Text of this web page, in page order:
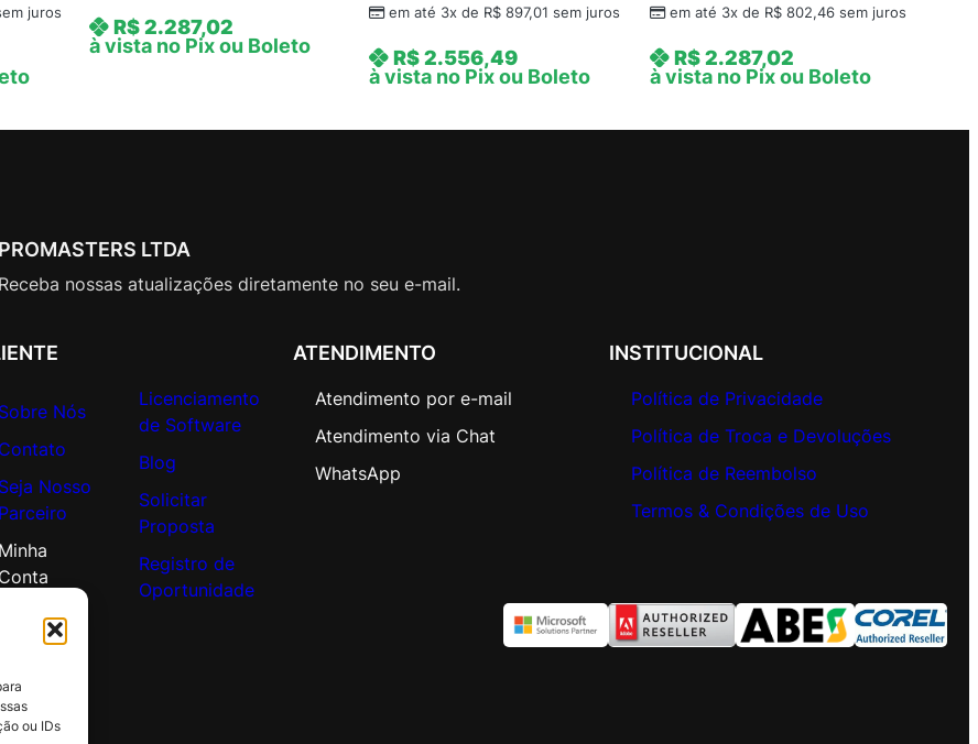
ou IDs
juros
R$2.287,02
à vista no Pix ou Boleto
em até 3x de R$ 897,01 sem juros
R$2.556,49
à vista no Pix ou Boleto
em até 3x de R$802,46sem juros
R$2.287,02
à vista no Pix ou Boleto
PROMASTERS LTDA
Receba nossas atualizações diretamente no seu e-mail.
Sobre Nós
Contato
Seja Nosso
Parceiro
Minha
Conta
Licenciamento
de Software
Blog
Solicitar
Proposta
Registro de
Oportunidade
ATENDIMENTO
Atendimento por e-mail
Atendimento via Chat
WhatsApp
INSTITUCIONAL
Política de Privacidade
Política de Troca e Devoluções
Política de Reembolso
Termos & Condições de Uso